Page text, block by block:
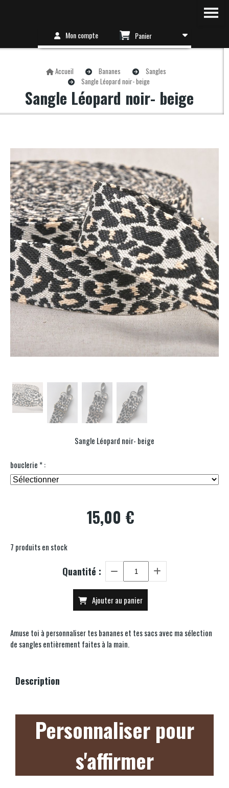
Mon compte Panier
Accueil Bananes
Sangles
Sangle Léopard noir- beige
Sangle Léopard noir- beige
Sangle Léopard noir- beige
bouclerie *:
15,00 €
7 produits en stock
Quantité :
Ajouter au panier
Amuse toi à personnaliser tes bananes et tes sacs avec ma sélection
de sangles entièrement faites à la main.
Description
Personnaliser pour
s'affirmer